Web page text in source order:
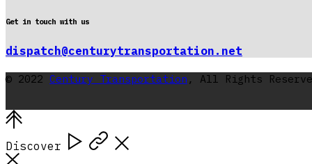
Get in touch with us
dispatch@centurytransportation.net
© 2022 Century Transportation , All Rights
Discover